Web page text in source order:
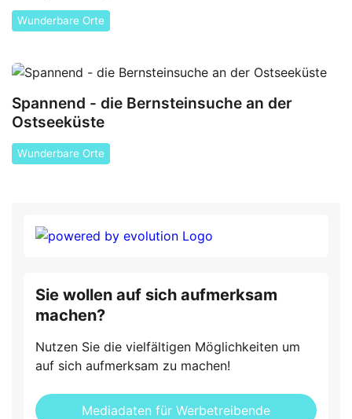
Wunderbare Orte
Spannend - die Bernsteinsuche an der
Ostseeküste
Wunderbare Orte
Sie wollen auf sich aufmerksam
machen?
Nutzen Sie die vielfältigen Möglichkeiten um
auf sich aufmerksam zu machen!
Mediadaten für Werbetreibende